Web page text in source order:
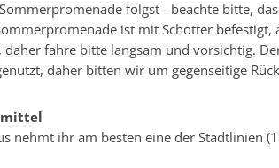
folgst - beachte bitte,
ist mit Schotter befestigt,
daher fahre bitte langsam und vorsichtig.
daher bitten wir um gegenseitige
nehmt ihr am besten eine der Stadtlinien